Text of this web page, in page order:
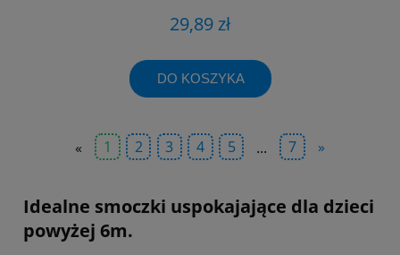
29,89 zł
DO KOSZYKA
« 1 2 3 4 5 ... 7 »
Idealne smoczki uspokajające dla dzieci
powyżej 6m.